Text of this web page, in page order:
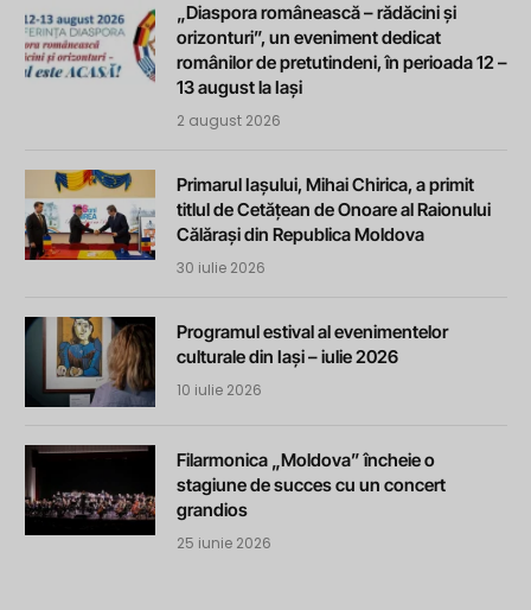
„Diaspora românească – rădăcini și
orizonturi”, un eveniment dedicat
românilor de pretutindeni, în perioada 12 –
13 august la Iași
2 august 2026
Primarul Iașului, Mihai Chirica, a primit
titlul de Cetățean de Onoare al Raionului
Călărași din Republica Moldova
30 iulie 2026
Programul estival al evenimentelor
culturale din Iași – iulie 2026
10 iulie 2026
Filarmonica „Moldova” încheie o
stagiune de succes cu un concert
grandios
25 iunie 2026